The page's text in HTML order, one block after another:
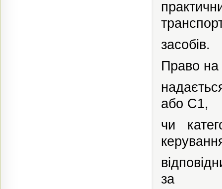
засобів.
Право на
або С1,
чи
за